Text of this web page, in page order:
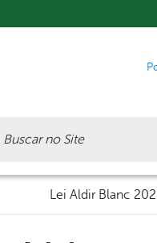
Lei Aldir Blanc